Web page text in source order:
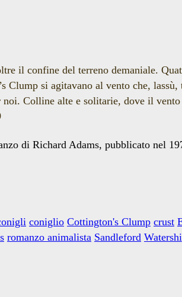
il confine del terreno demaniale.
Clump si agitavano al vento che,
Colline alte e solitarie, dove il
di Richard Adams, pubblicato nel
coniglio Cottington's Clump crust
romanzo animalista Sandleford